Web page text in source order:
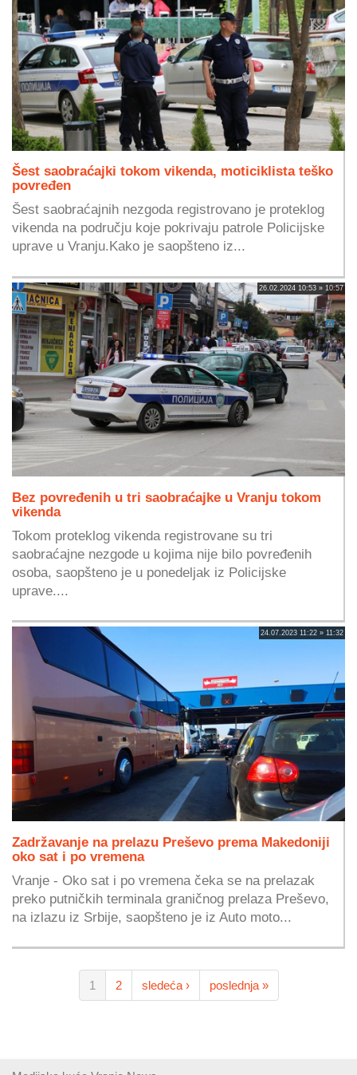
Šest saobraćajki tokom vikenda, moticiklista teško
povređen
Šest saobraćajnih nezgoda registrovano je proteklog
vikenda na području koje pokrivaju patrole Policijske
uprave u Vranju.Kako je saopšteno iz...
26.02.2024 10:53 » 10:57
Bez povređenih u tri saobraćajke u Vranju tokom
vikenda
Tokom proteklog vikenda registrovane su tri
saobraćajne nezgode u kojima nije bilo povređenih
osoba, saopšteno je u ponedeljak iz Policijske
uprave....
24.07.2023 11:22 » 11:32
Zadržavanje na prelazu Preševo prema Makedoniji
oko sat i po vremena
Vranje - Oko sat i po vremena čeka se na prelazak
preko putničkih terminala graničnog prelaza Preševo,
na izlazu iz Srbije, saopšteno je iz Auto moto...
1 2 sledeća › poslednja »